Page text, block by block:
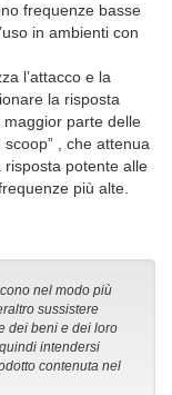
frequenze basse
in ambienti con
l’attacco e la
la risposta
parte delle
scoop” , che attenua
potente alle
più alte.
nel modo più
sussistere
dei beni e dei loro
intendersi
contenuta nel